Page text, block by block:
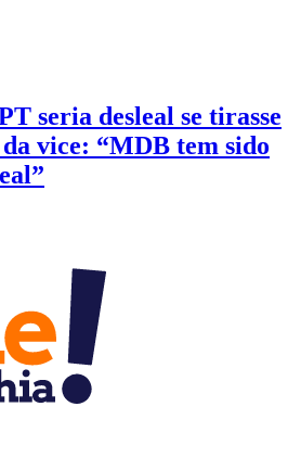
seria desleal se tirasse
vice: “MDB tem sido